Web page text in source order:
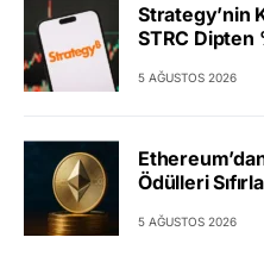
Strategy’nin
STRC Dipten
5 AĞUSTOS 2026
Ödülleri
5 AĞUSTOS 2026